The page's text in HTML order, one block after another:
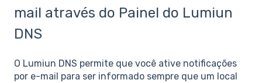
mail através do Painel do Lumiun
DNS
O Lumiun DNS permite que você ative notificações
por e-mail para ser informado sempre que um local